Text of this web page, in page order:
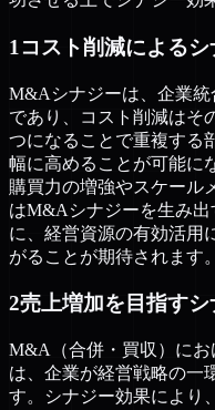
1コスト削減によるシ
M&Aシナジーは、企業統
であり、コスト削減はそ
つになることで重複する
幅に高めることが可能に
購買力の増強やスケール
はM&Aシナジーを生み
に、経営資源の有効活用
がることが期待されます。
2売上増加を目指すシ
M&A（合併・買収）に
は、企業が経営戦略の一
す。シナジー効果により